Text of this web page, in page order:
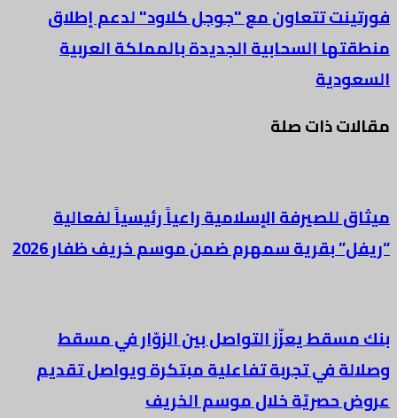
فورتينت تتعاون مع "جوجل كلاود" لدعم إطلاق
منطقتها السحابية الجديدة بالمملكة العربية
السعودية
مقالات ذات صلة
ميثاق للصيرفة الإسلامية راعياً رئيسياً لفعالية
“ريفل” بقرية سمهرم ضمن موسم خريف ظفار 2026
بنك مسقط يعزّز التواصل بين الزوّار في مسقط
وصلالة في تجربة تفاعلية مبتكرة ويواصل تقديم
عروض حصريّة خلال موسم الخريف